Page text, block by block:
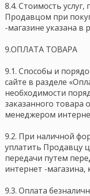
8.4. Стоимость
Продавцом при
-магазине указана в
9.ОПЛАТА ТОВАРА
9.1. Способы и
сайте в разделе
необходимости
заказанного товара
менеджером
9.2. При наличной
уплатить Продавцу
передачи путем
интернет -магазина,
9.3. Оплата